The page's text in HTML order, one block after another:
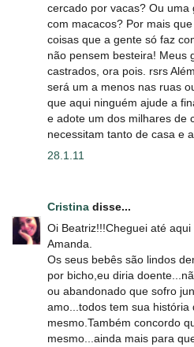
cercado por vacas? Ou uma
com macacos? Por mais
coisas que a gente só faz
não pensem besteira! Meus
castrados, ora pois. rsrs
será um a menos nas ruas
que aqui ninguém ajude a
e adote um dos milhares de
necessitam tanto de casa e
28.1.11
Cristina disse...
Oi Beatriz!!!Cheguei até
Amanda.
Os seus bebês são lindos
por bicho,eu diria
ou abandonado que sofro
amo...todos tem sua
mesmo.Também concordo
mesmo...ainda mais para